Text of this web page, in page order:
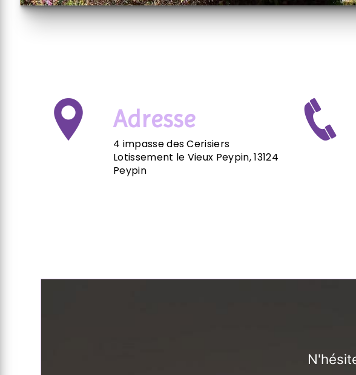
Adresse
4 impasse des Cerisiers
Lotissement le Vieux Peypin, 13124
Peypin